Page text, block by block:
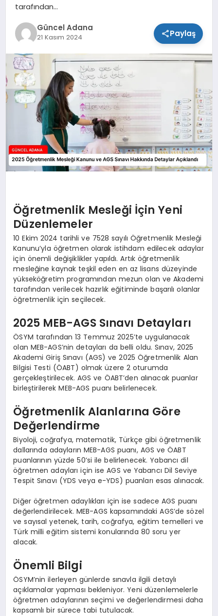
tarafından…
Güncel Adana
21 Kasım 2024 Paylaş
Öğretmenlik Mesleği İçin Yeni
Düzenlemeler
10 Ekim 2024 tarihli ve 7528 sayılı Öğretmenlik Mesleği
Kanunu’yla öğretmen olarak istihdam edilecek adaylar
için önemli değişiklikler yapıldı. Artık öğretmenlik
mesleğine kaynak teşkil eden en az lisans düzeyinde
yükseköğretim programından mezun olan ve Akademi
tarafından verilecek hazırlık eğitiminde başarılı olanlar
öğretmenlik için seçilecek.
2025 MEB-AGS Sınavı Detayları
ÖSYM tarafından 13 Temmuz 2025’te uygulanacak
olan MEB-AGS’nin detayları da belli oldu. Sınav, 2025
Akademi Giriş Sınavı (AGS) ve 2025 Öğretmenlik Alan
Bilgisi Testi (ÖABT) olmak üzere 2 oturumda
gerçekleştirilecek. AGS ve ÖABT’den alınacak puanlar
birleştirilerek MEB-AGS puanı belirlenecek.
Öğretmenlik Alanlarına Göre
Değerlendirme
Biyoloji, coğrafya, matematik, Türkçe gibi öğretmenlik
dallarında adayların MEB-AGS puanı, AGS ve ÖABT
puanlarının yüzde 50’si ile belirlenecek. Yabancı dil
öğretmen adayları için ise AGS ve Yabancı Dil Seviye
Tespit Sınavı (YDS veya e-YDS) puanları esas alınacak.
Diğer öğretmen adaylıkları için ise sadece AGS puanı
değerlendirilecek. MEB-AGS kapsamındaki AGS’de sözel
ve sayısal yetenek, tarih, coğrafya, eğitim temelleri ve
Türk milli eğitim sistemi konularında 80 soru yer
alacak.
Önemli Bilgi
ÖSYM’nin ilerleyen günlerde sınavla ilgili detaylı
açıklamalar yapması bekleniyor. Yeni düzenlemelerle
öğretmen adaylarının seçimi ve değerlendirmesi daha
kapsamlı bir sürece tabi tutulacak.